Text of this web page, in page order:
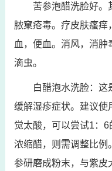
苦参泡醋洗脸好。
脓窠疮毒。疗皮肤瘙痒
血，便血。消风，消
滴虫。
白醋泡水洗脸：这
缓解湿疹症状。建议使
觉太酸，可以尝试1：
浓缩醋，则需调整比例
参研磨成粉末，与紫皮